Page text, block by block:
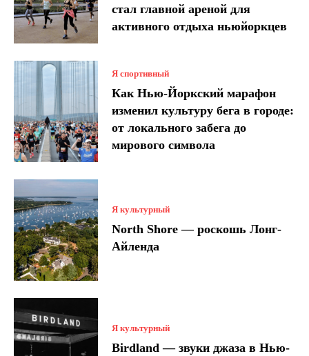
стал главной ареной для
активного отдыха ньюйоркцев
Я спортивный
Как Нью-Йоркский марафон
изменил культуру бега в городе:
от локального забега до
мирового символа
Я культурный
North Shore — роскошь Лонг-
Айленда
Я культурный
Birdland — звуки джаза в Нью-